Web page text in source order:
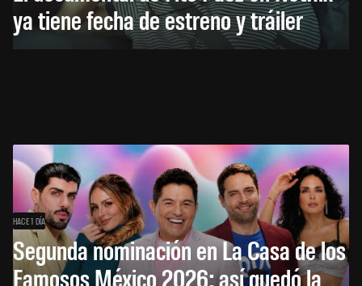
ya tiene fecha de estreno y tráiler
HACE 1 DÍA
Segunda nominación en La Casa de los
Famosos México 2026: así quedó la